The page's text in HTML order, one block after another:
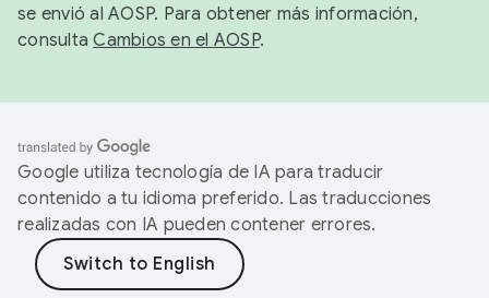
se envió al AOSP. Para obtener más información,
consultaCambios en el AOSP.
Google utiliza tecnología de IA para traducir
contenido a tu idioma preferido. Las traducciones
realizadas con IA pueden contener errores.